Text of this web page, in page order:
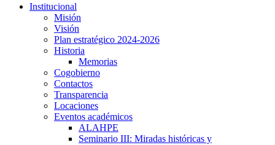
Institucional
Misión
Visión
Plan estratégico 2024-2026
Historia
Memorias
Cogobierno
Contactos
Transparencia
Locaciones
Eventos académicos
ALAHPE
Seminario III: Miradas históricas y